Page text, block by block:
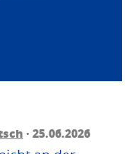
· 25.06.2026